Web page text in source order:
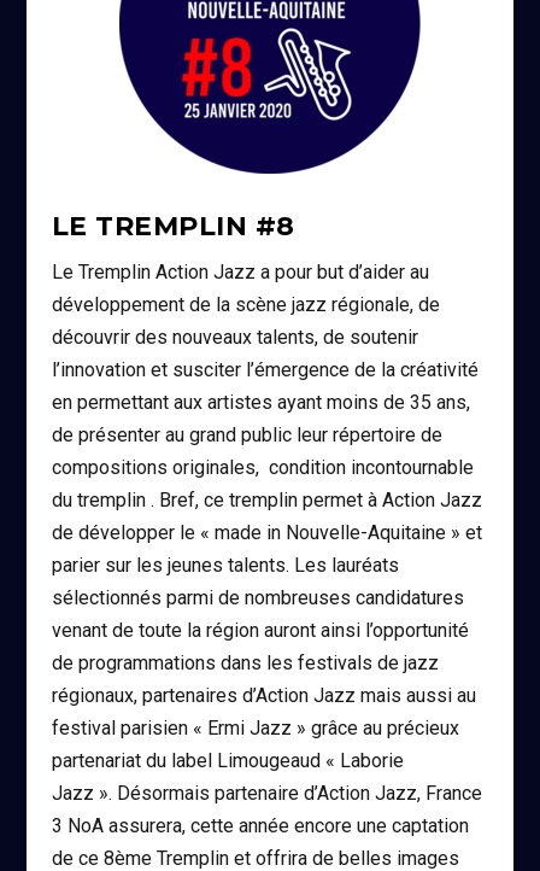
LE TREMPLIN #8
Le Tremplin Action Jazz a pour but d’aider au
développement de la scène jazz régionale, de
découvrir des nouveaux talents, de soutenir
l’innovation et susciter l’émergence de la créativité
en permettant aux artistes ayant moins de 35 ans,
de présenter au grand public leur répertoire de
compositions originales, condition incontournable
du tremplin . Bref, ce tremplin permet à Action Jazz
de développer le « made in Nouvelle-Aquitaine » et
parier sur les jeunes talents. Les lauréats
sélectionnés parmi de nombreuses candidatures
venant de toute la région auront ainsi l’opportunité
de programmations dans les festivals de jazz
régionaux, partenaires d’Action Jazz mais aussi au
festival parisien « Ermi Jazz » grâce au précieux
partenariat du label Limougeaud « Laborie
Jazz ». Désormais partenaire d’Action Jazz, France
3 NoA assurera, cette année encore une captation
de ce 8ème Tremplin et offrira de belles images